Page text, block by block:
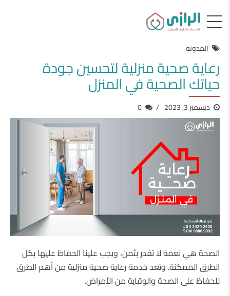
المدونه
رعاية صحية منزلية لتحسين جودة
حياتك الصحية في المنزل
ديسمبر 3, 2023 0
الصحة هي نعمة لا تقدر بثمن، ويجب علينا الحفاظ عليها بكل
الطرق الممكنة. وتعد خدمة رعاية صحية منزلية من أهم الطرق
للحفاظ على الصحة والوقاية من الأمراض.